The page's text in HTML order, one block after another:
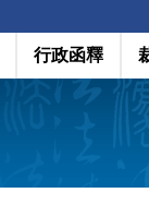
行政函釋